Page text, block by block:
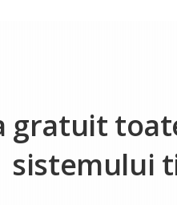
gratuit
sistemului